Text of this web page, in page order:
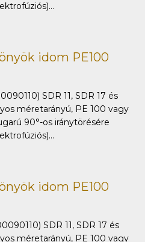
idom PE100
SDR 11, SDR 17 és
méretarányú, PE 100 vagy
90°-os iránytörésére
idom PE100
SDR 11, SDR 17 és
méretarányú, PE 100 vagy